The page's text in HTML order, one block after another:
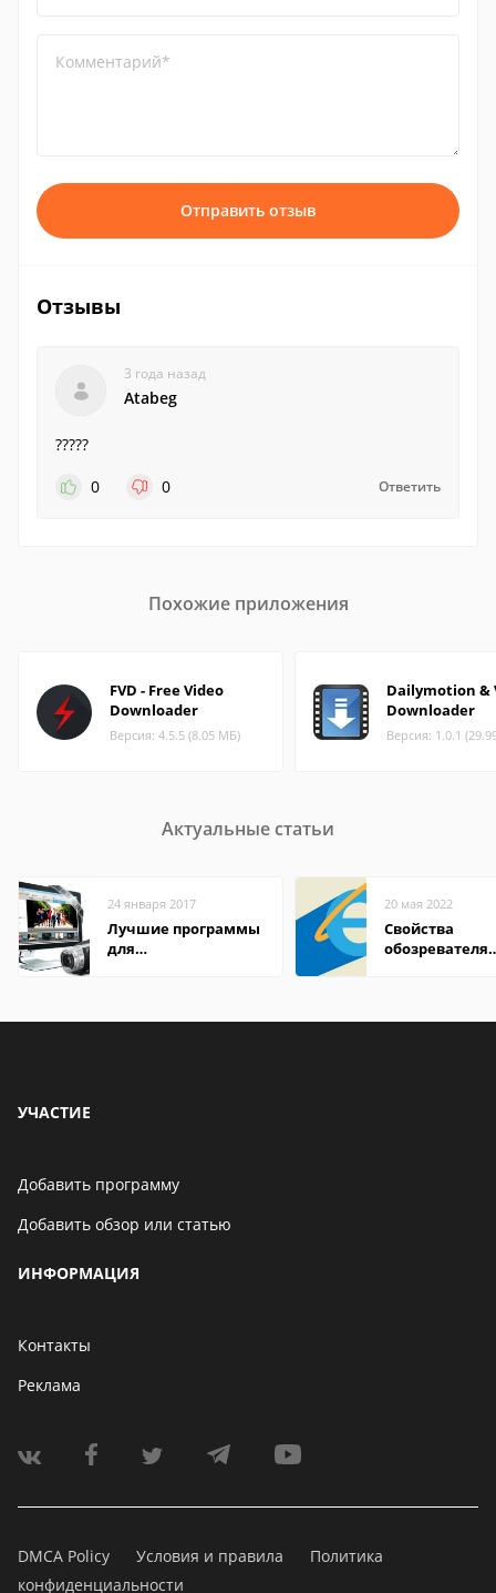
Комментарий*
Отправить отзыв
Отзывы
3 года назад
Atabeg
?????
0
0 Ответить
Похожие приложения
FVD - Free Video
Downloader
Версия: 4.5.5 (8.05 МБ)
Dailymotion &
Downloader
Версия: 1.0.1
Актуальные статьи
24 января 2017
Лучшие программы
для
20 мая 2022
Свойства
обозревателя
УЧАСТИЕ
Добавить программу
Добавить обзор или статью
ИНФОРМАЦИЯ
Контакты
Реклама
DMCA Policy Условия и правила
Политика
конфиденциальности